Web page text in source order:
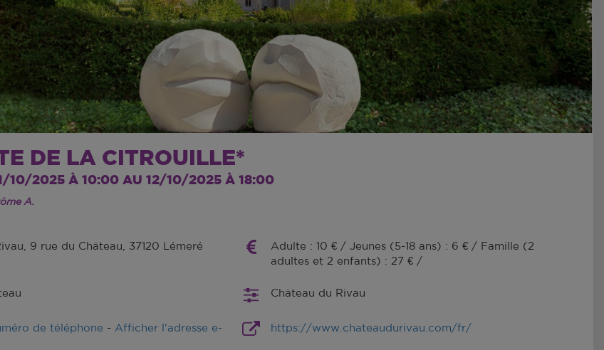
DE LA CITROUILLE*
10/2025 À 10:00 AU 12/10/2025 À 18:00
A.
9 rue du Château, 37120 Lémeré
Adulte : 10 € / Jeunes (5-18 ans) : 6 € / Famille (2
adultes et 2 enfants) : 27 € /
Château du Rivau
de téléphone - Afficher l'adresse e-
https://www.chateaudurivau.com/fr/